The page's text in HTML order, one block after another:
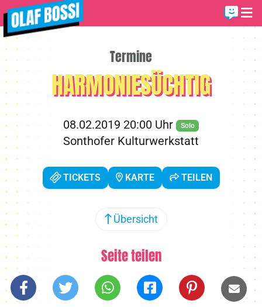
Termine
HARMONIESÜCHTIG
08.02.2019 20:00 Uhr Solo
Sonthofer Kulturwerkstatt
TICKETS KARTE TEILEN
Übersicht
Seite teilen